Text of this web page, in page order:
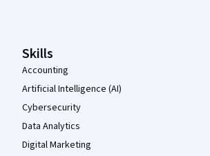
Skills
Accounting
Artificial Intelligence (AI)
Cybersecurity
Data Analytics
Digital Marketing